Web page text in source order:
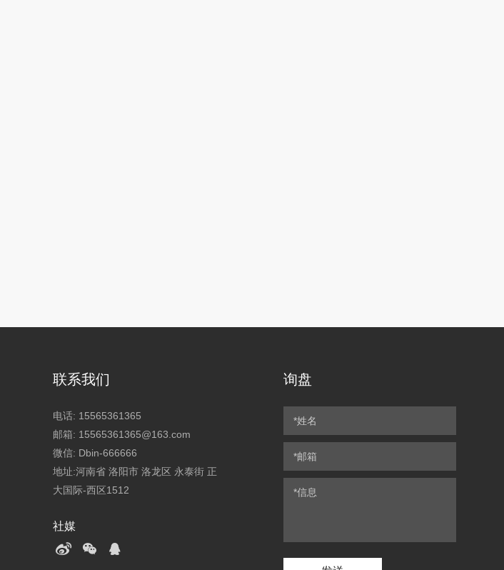
联系我们
电话: 15565361365
邮箱: 15565361365@163.com
微信: Dbin-666666
地址:河南省 洛阳市 洛龙区 永泰街 正
大国际-西区1512
社媒
询盘